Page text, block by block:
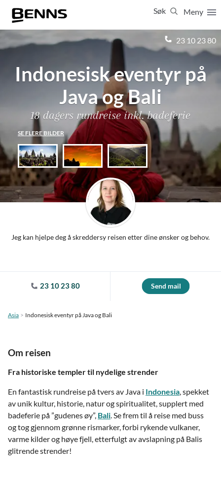
Meny
Søk
23 10 23 80
Indonesisk eventyr på
Java og Bali
18 dagers rundreise inkl. badeferie
SE FLERE BILDER
Jeg kan hjelpe deg å skreddersy reisen etter dine ønsker og behov.
23 10 23 80 Send mail
Asia Indonesisk eventyr på Java og Bali
Om reisen
Fra historiske templer til nydelige strender
En fantastisk rundreise på tvers av Java i Indonesia, spekket
av unik kultur, historie, natur og spiritualitet, supplert med
badeferie på ”gudenes øy”, Bali. Se frem til å reise med buss
og tog gjennom grønne rismarker, forbi rykende vulkaner,
varme kilder og høye fjell, etterfulgt av avslapning på Balis
glitrende strender!
Lukk
Vis resultater for: Alle Feriereiser